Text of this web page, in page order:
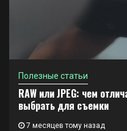
Полезные статьи
RAW или JPEG: чем
выбрать для съемки
7 месяцев тому назад